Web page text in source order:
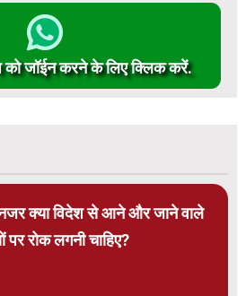
जॉईन करने के लिए क्लिक करें.
क्या विदेश से आने और जाने वाले
पर रोक लगनी चाहिए?